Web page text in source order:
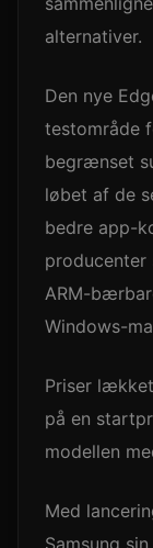
alternativer.
Den nye
testområde
begrænset
løbet af de
bedre app-
producenter
ARM-
Windows-
Priser
på en
modellen
Med
Samsung